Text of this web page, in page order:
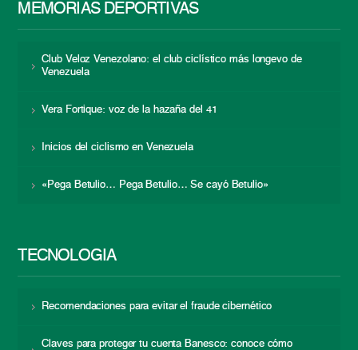
MEMORIAS DEPORTIVAS
Club Veloz Venezolano: el club ciclístico más longevo de
Venezuela
Vera Fortique: voz de la hazaña del 41
Inicios del ciclismo en Venezuela
«Pega Betulio… Pega Betulio… Se cayó Betulio»
TECNOLOGÍA
Recomendaciones para evitar el fraude cibernético
Claves para proteger tu cuenta Banesco: conoce cómo